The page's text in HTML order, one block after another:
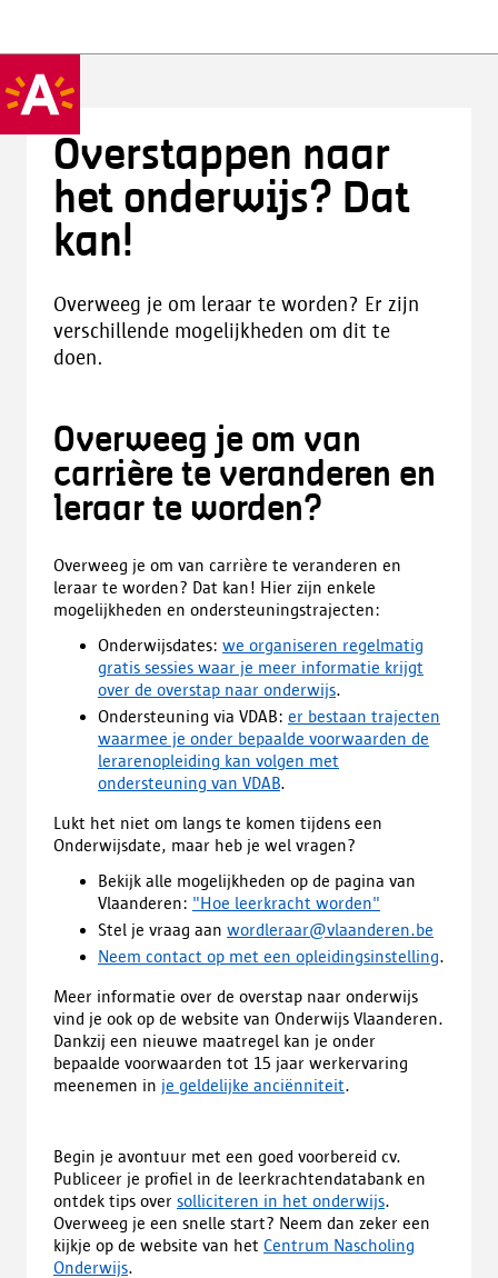
Overstappen naar
het onderwijs? Dat
kan!
Overweeg je om leraar te worden? Er zijn
verschillende mogelijkheden om dit te
doen.
Overweeg je om van
carrière te veranderen en
leraar te worden?
Overweeg je om van carrière te veranderen en
leraar te worden? Dat kan! Hier zijn enkele
mogelijkheden en ondersteuningstrajecten:
Onderwijsdates: we organiseren regelmatig
gratis sessies waar je meer informatie krijgt
over de overstap naar onderwijs.
Ondersteuning via VDAB: er bestaan trajecten
waarmee je onder bepaalde voorwaarden de
lerarenopleiding kan volgen met
ondersteuning van VDAB.
Lukt het niet om langs te komen tijdens een
Onderwijsdate, maar heb je wel vragen?
Bekijk alle mogelijkheden op de pagina van
Vlaanderen: "Hoe leerkracht worden"
Stel je vraag aan wordleraar@vlaanderen.be
Neem contact op met een opleidingsinstelling.
Meer informatie over de overstap naar onderwijs
vind je ook op de website van Onderwijs Vlaanderen.
Dankzij een nieuwe maatregel kan je onder
bepaalde voorwaarden tot 15 jaar werkervaring
meenemen in je geldelijke anciënniteit.
Begin je avontuur met een goed voorbereid cv.
Publiceer je profiel in de leerkrachtendatabank en
ontdek tips over solliciteren in het onderwijs.
Overweeg je een snelle start? Neem dan zeker een
kijkje op de website van het Centrum Nascholing
Onderwijs.